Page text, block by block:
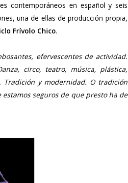
contemporáneos en español y seis
una de ellas de producción propia,
Frívolo Chico.
efervescentes de actividad.
circo, teatro, música, plástica,
Tradición y modernidad. O tradición
seguros de que presto ha de